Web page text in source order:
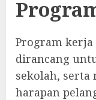
Program kerja
dirancang
sekolah,
harapan